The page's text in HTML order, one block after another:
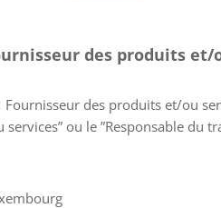
des produits
Fournisseur des produits et/ou
ou le ”Responsable du